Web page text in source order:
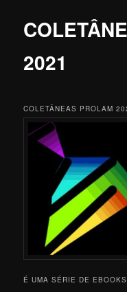
2021
COLETÂNEAS PROLAM
É UMA SÉRIE DE EBOOKS